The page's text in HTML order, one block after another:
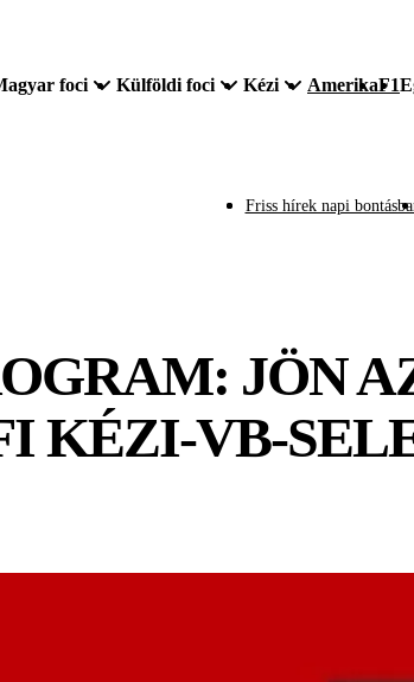
foci Külföldi foci Kézi AmerikaF1
Friss hírek napi
JÖN
KÉZI-VB-